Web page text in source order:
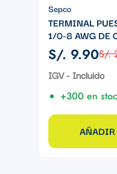
Sepco
TERMINAL
1/0-8 AWG DE
Precio
de
S/. 9.90
Precio
regular
S/.
IGV - Incluido
+300 en